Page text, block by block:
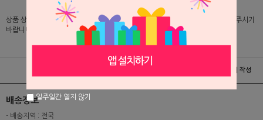
상품 상세 설명 및 실제 구매 가격은 로그인 후 확인 가능하오니 반드시 로그인해 주시기
바랍니다.
상품후기 및 평가서 작성
배송정보
- 배송지역 : 전국
일주일간 열지 않기